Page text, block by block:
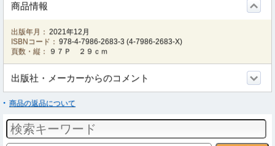
商品情報
出版年月： 2021年12月
ISBNコード： 978-4-7986-2683-3 (4-7986-2683-X)
頁数・縦：
９７Ｐ ２９ｃｍ
出版社・メーカーからのコメント
商品の返品について